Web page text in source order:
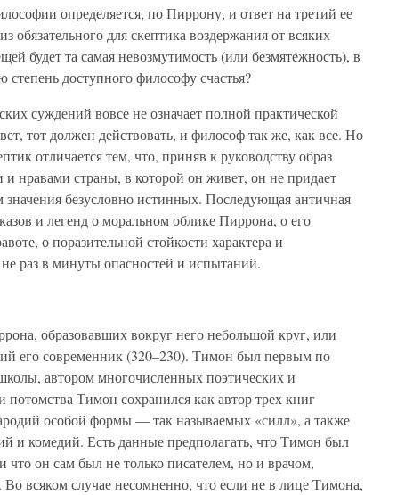
определяется, по Пиррону, и ответ на третий ее
обязательного для скептика воздержания от всяких
будет та самая невозмутимость (или безмятежность), в
доступного философу счастья?
суждений вовсе не означает полной практической
тот должен действовать, и философ так же, как все. Но
отличается тем, что, приняв к руководству образ
нравами страны, в которой он живет, он не придает
безусловно истинных. Последующая античная
и легенд о моральном облике Пиррона, о его
о поразительной стойкости характера и
раз в минуты опасностей и испытаний.
образовавших вокруг него небольшой круг, или
его современник (320–230). Тимон был первым по
автором многочисленных поэтических и
Тимон сохранился как автор трех книг
особой формы — так называемых «силл», а также
и комедий. Есть данные предполагать, что Тимон был
что он сам был не только писателем, но и врачом,
всяком случае несомненно, что если не в лице Тимона,